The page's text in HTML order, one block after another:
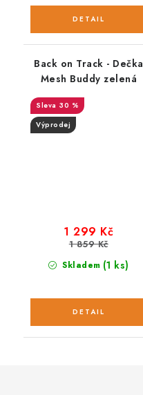
Back on Track - Dečka
Mesh Buddy zelená
30 %
Výprodej
Skladem (1 ks)
1 299 Kč
1 859 Kč